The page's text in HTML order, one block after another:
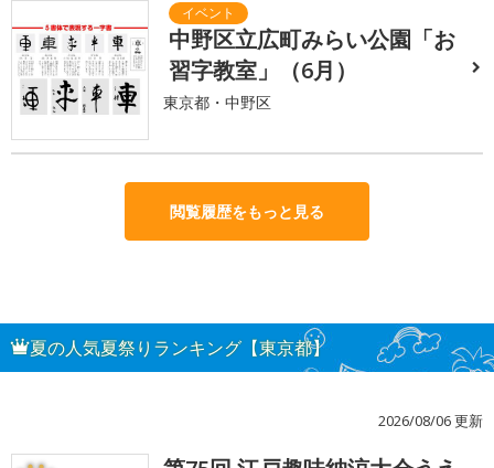
中野区立広町みらい公園「お
習字教室」（6月）
東京都・中野区
閲覧履歴をもっと見る
夏の人気夏祭りランキング【東京都】
2026/08/06 更新